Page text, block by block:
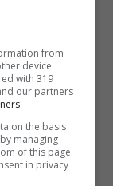
from
device
with 319
our partners
on the basis
managing
of this page
in privacy